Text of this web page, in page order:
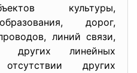
культуры,
дорог,
линий связи,
других линейных
других